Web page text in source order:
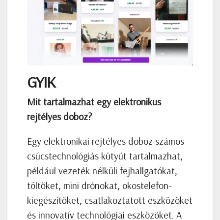
GYIK
Mit tartalmazhat egy elektronikus
rejtélyes doboz?
Egy elektronikai rejtélyes doboz számos
csúcstechnológiás kütyüt tartalmazhat,
például vezeték nélküli fejhallgatókat,
töltőket, mini drónokat, okostelefon-
kiegészítőket, csatlakoztatott eszközöket
és innovatív technológiai eszközöket. A